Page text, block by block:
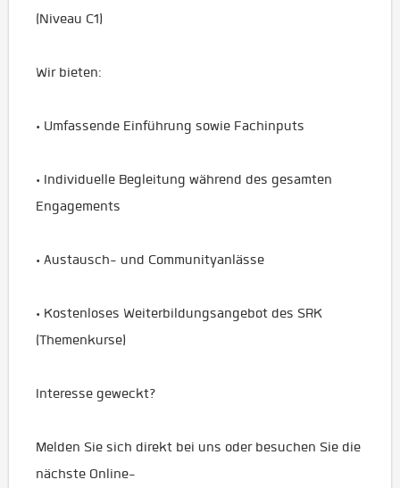
(Niveau C1)
Wir bieten:
• Umfassende Einführung sowie Fachinputs
• Individuelle Begleitung während des gesamten
Engagements
• Austausch- und Communityanlässe
• Kostenloses Weiterbildungsangebot des SRK
(Themenkurse)
Interesse geweckt?
Melden Sie sich direkt bei uns oder besuchen Sie die
nächste Online-